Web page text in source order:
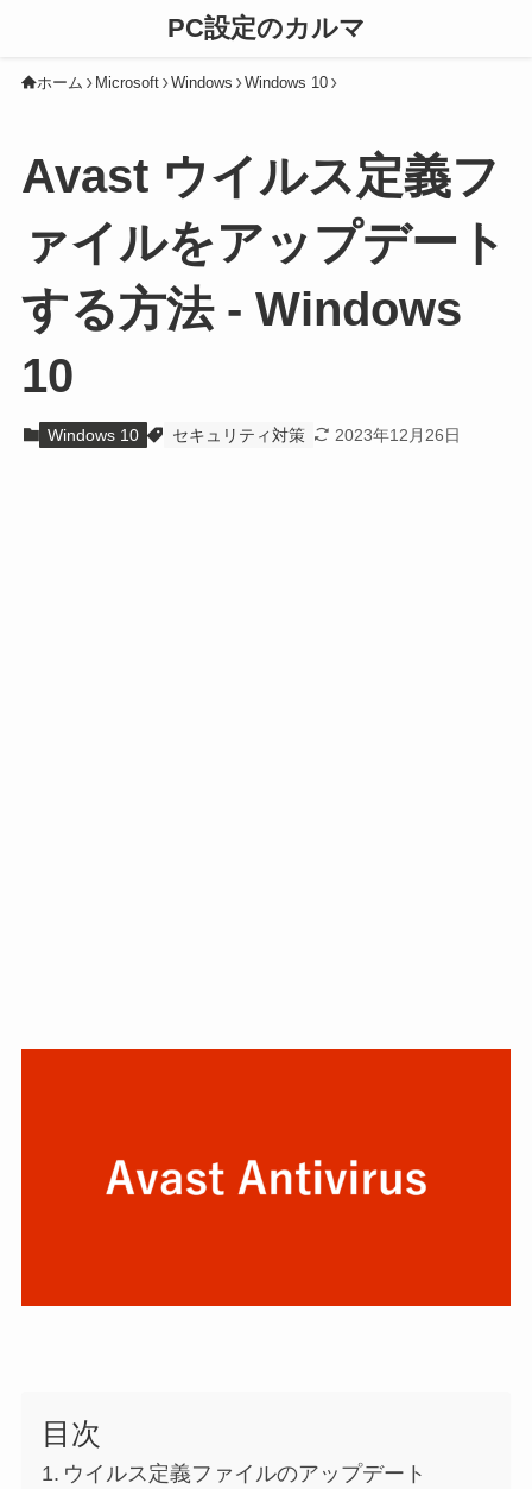
PC設定のカルマ
ホーム Microsoft Windows Windows 10
Avast ウイルス定義フ
ァイルをアップデート
する方法 - Windows
10
Windows 10 セキュリティ対策 2023年12月26日
目次
ウイルス定義ファイルのアップデート